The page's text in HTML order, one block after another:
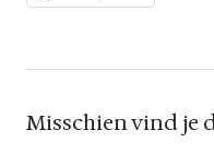
Misschien vind je